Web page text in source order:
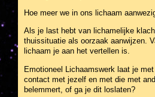
Hoe meer we in ons lichaam
Als je last hebt van lichamelijke
thuissituatie als oorzaak aanwijzen.
lichaam je aan het vertellen is.
Emotioneel Lichaamswerk laat je
contact met jezelf en met die met
belemmert, of ga je dit loslaten?